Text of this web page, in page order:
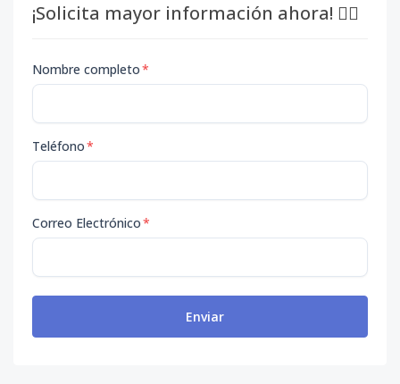
¡Solicita mayor información ahora! 👇🏽
Nombre completo*
Teléfono*
Correo Electrónico*
Enviar